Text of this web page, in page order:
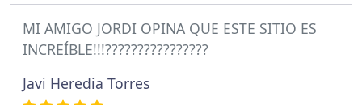
MI AMIGO JORDI OPINA QUE ESTE SITIO ES
INCREÍBLE!!!????????????????
Javi Heredia Torres